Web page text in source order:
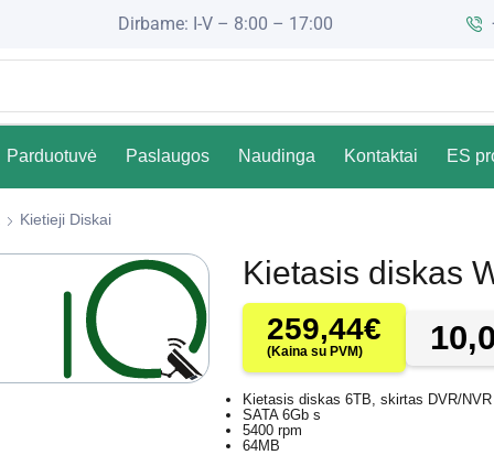
Dirbame: I-V – 8:00 – 17:00
Parduotuvė Paslaugos Naudinga Kontaktai ES
Kietieji Diskai
Kietasis diskas
259,44€
(Kaina su PVM)
Kietasis diskas 6TB, skirtas DVR/
SATA 6Gb s
5400 rpm
64MB